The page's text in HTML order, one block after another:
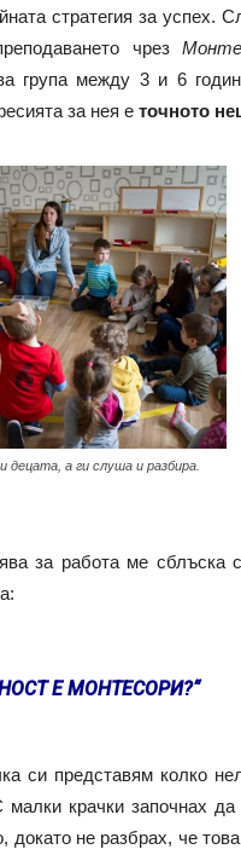
стратегия за успех.
чрез
група между 3 и 6
за нея е точното
децата, а ги слуша и разбира.
за работа ме
Е МОНТЕСОРИ?“
си представям колко
малки крачки започнах
докато не разбрах, че